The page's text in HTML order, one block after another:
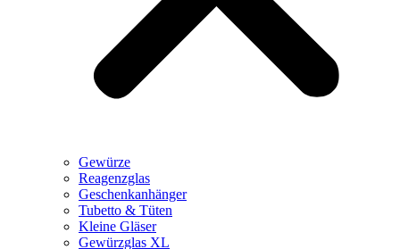
Gewürze
Reagenzglas
Geschenkanhänger
Tubetto & Tüten
Kleine Gläser
Gewürzglas XL